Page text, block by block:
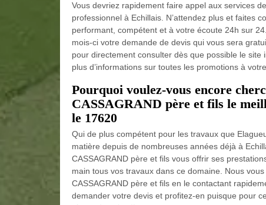
Vous devriez rapidement faire appel aux services
professionnel à Echillais. N’attendez plus et faites
performant, compétent et à votre écoute 24h sur
mois-ci votre demande de devis qui vous sera
pour directement consulter dès que possible le site
plus d’informations sur toutes les promotions à
Pourquoi voulez-vous encore
CASSAGRAND père et fils le
le 17620
Qui de plus compétent pour les travaux que
matière depuis de nombreuses années déjà à
CASSAGRAND père et fils vous offrir ses
main tous vos travaux dans ce domaine. Nous
CASSAGRAND père et fils en le contactant
demander votre devis et profitez-en puisque pour